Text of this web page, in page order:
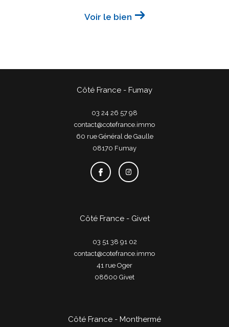
Voir le bien
Côté France - Fumay
03 24 26 57 98
contact@cotefrance.immo
60 rue Général de Gaulle
08170
fumay
Côté France - Givet
03 51 38 91 02
contact@cotefrance.immo
41 rue Oger
08600
givet
Côté France - Monthermé